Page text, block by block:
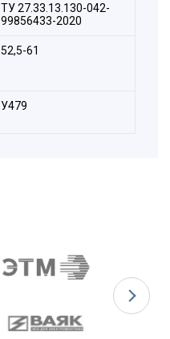
ТУ 27.33.13.130-042-
99856433-2020
52,5-61
У479